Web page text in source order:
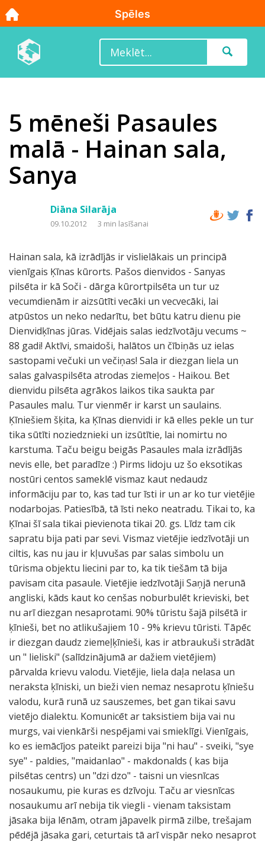
5 mēneši Pasaules
malā - Hainan sala,
Sanya
Diāna Silarāja
09.10.2012 3 min lasīšanai
Hainan sala, kā izrādījās ir vislielākais un principā
vienīgais Ķīnas kūrorts. Pašos dienvidos - Sanyas
pilsēta ir kā Soči - dārga kūrortpilsēta un tur uz
vecumdienām ir aizsūtīti vecāki un vecvecāki, lai
atpūstos un neko nedarītu, bet būtu katru dienu pie
Dienvidķīnas jūras. Vidējais salas iedzīvotāju vecums ~
88 gadi! Aktīvi, smaidoši, halātos un čībiņās uz ielas
sastopami večuki un večiņas! Sala ir diezgan liela un
salas galvaspilsēta atrodas ziemeļos - Haikou. Bet
dienvidu pilsēta agrākos laikos tika saukta par
Pasaules malu. Tur vienmēr ir karst un saulains.
Ķīniešiem šķita, ka Ķīnas dienvidi ir kā elles pekle un tur
tika sūtīti noziedznieki un izsūtītie, lai nomirtu no
karstuma. Taču beigu beigās Pasaules mala izrādījās
nevis elle, bet paradīze :) Pirms lidoju uz šo eksotikas
nostūri centos sameklē vismaz kaut nedaudz
informāciju par to, kas tad tur īsti ir un ar ko tur vietējie
nodarbojas. Patiesībā, tā īsti neko neatradu. Tikai to, ka
Ķīnai šī sala tikai pievienota tikai 20. gs. Līdz tam cik
sapratu bija pati par sevi. Vismaz vietējie iedzīvotāji un
ciltis, kas nu jau ir kļuvušas par salas simbolu un
tūrisma objektu liecini par to, ka tik tiešām tā bija
pavisam cita pasaule. Vietējie iedzīvotāji Saņjā nerunā
angliski, kāds kaut ko cenšas noburbulēt krieviski, bet
nu arī diezgan nesaprotami. 90% tūristu šajā pilsētā ir
ķīnieši, bet no atlikušajiem 10 - 9% krievu tūristi. Tāpēc
ir diezgan daudz ziemeļķīnieši, kas ir atbraukuši strādāt
un " lieliski" (salīdzinājumā ar dažiem vietējiem)
pārvalda krievu valodu. Vietējie, liela daļa nelasa un
neraksta ķīniski, un bieži vien nemaz nesaprotu ķīniešu
valodu, kurā runā uz sauszemes, bet gan tikai savu
vietējo dialektu. Komunicēt ar taksistiem bija vai nu
murgs, vai vienkārši nespējami vai smieklīgi. Vienīgais,
ko es iemācījos pateikt pareizi bija "ni hau" - sveiki, "sye
sye" - paldies, "maidanlao" - makdonalds ( kas bija
pilsētas centrs) un "dzi dzo" - taisni un viesnīcas
nosaukumu, pie kuras es dzīvoju. Taču ar viesnīcas
nosaukumu arī nebija tik viegli - vienam taksistam
jāsaka bija lēnām, otram jāpavelk pirmā zilbe, trešajam
pēdējā jāsaka gari, ceturtais tā arī vispār neko nesaprot